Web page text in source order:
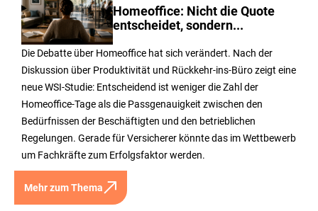
Homeoffice: Nicht die Quote
entscheidet, sondern...
Die Debatte über Homeoffice hat sich verändert. Nach der
Diskussion über Produktivität und Rückkehr-ins-Büro zeigt eine
neue WSI-Studie: Entscheidend ist weniger die Zahl der
Homeoffice-Tage als die Passgenauigkeit zwischen den
Bedürfnissen der Beschäftigten und den betrieblichen
Regelungen. Gerade für Versicherer könnte das im Wettbewerb
um Fachkräfte zum Erfolgsfaktor werden.
Mehr zum Thema